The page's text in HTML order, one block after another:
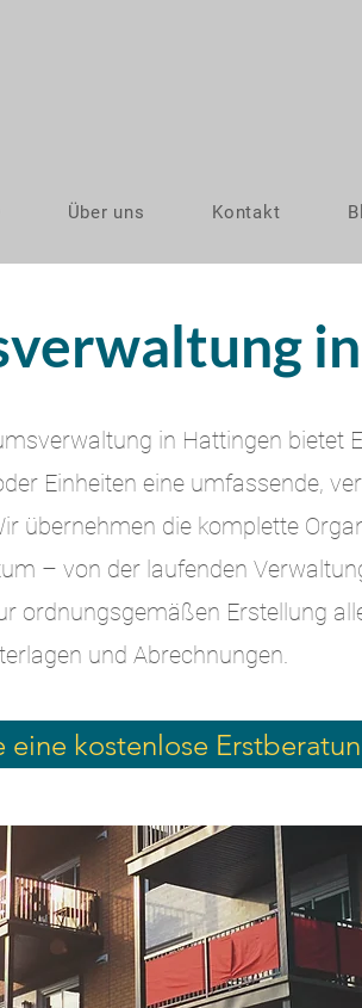
Über uns Kontakt
in Hattingen bietet
Einheiten eine umfassende,
übernehmen die komplette
– von der laufenden
ordnungsgemäßen Erstellung
und Abrechnungen.
eine kostenlose